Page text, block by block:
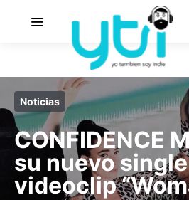
Noticias
CONFIDENCE
su nuevo
videoclip